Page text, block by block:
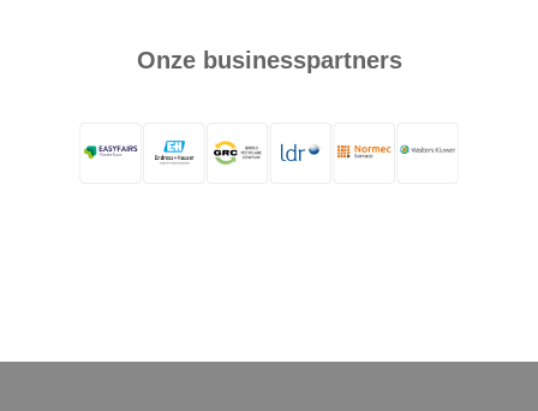
Onze businesspartners